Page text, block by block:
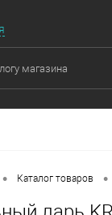
• Каталог товаров •